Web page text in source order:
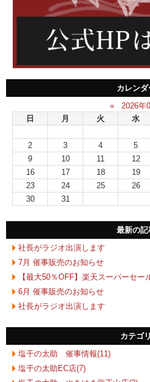
カレンダ
«
2026年
日
月 火 水
2
3 4 5
9
10 11 12
16
17 18 19
23
24 25 26
30
31
最新の記
社長がラジオ出演します
7月 催事販売のお知らせ
【最大50％OFF】楽天スーパーセー
6月 催事販売のお知らせ
社長がラジオ出演します
カテゴリ
塩干の太助 催事情報(11)
塩干の太助EC店(7)